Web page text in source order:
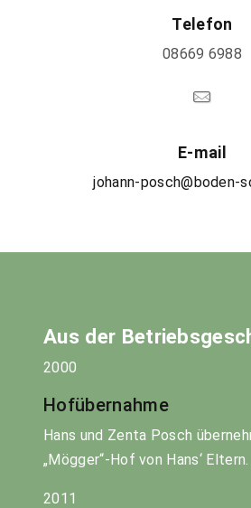
Telefon
08669 6988
E-mail
johann-posch@boden-
Aus der
2000
Hofübernahme
Hans und Zenta Posch
„Mögger“-Hof von Hans‘ Eltern.
2011